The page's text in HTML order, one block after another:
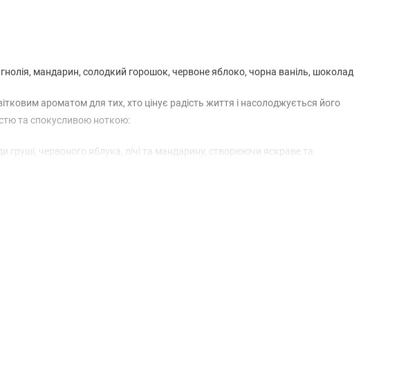
мандарин, солодкий горошок, червоне яблоко, чорна ваніль, шоколад
ароматом для тих, хто цінує радість життя і насолоджується його
та спокусливою ноткою:
груші, червоного яблука, лічі та мандарину, створюючи яскраве та